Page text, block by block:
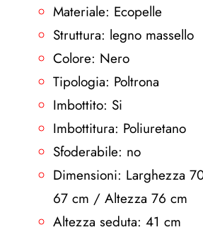
Materiale: Ecopelle
Struttura: legno massello
Colore: Nero
Tipologia: Poltrona
Imbottito: Si
Imbottitura: Poliuretano
Sfoderabile: no
Dimensioni: Larghezza
67 cm / Altezza 76 cm
Altezza seduta: 41 cm